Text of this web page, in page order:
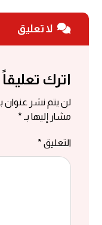
لا تعليق
اترك تعليقاً
لن يتم نشر عنوان
مشار إليها بـ *
التعليق *